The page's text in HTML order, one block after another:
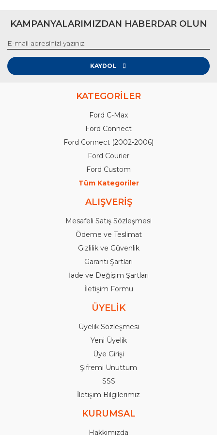
KAMPANYALARIMIZDAN HABERDAR OLUN
KAYDOL
KATEGORİLER
Ford C-Max
Ford Connect
Ford Connect (2002-2006)
Ford Courier
Ford Custom
Tüm Kategoriler
ALIŞVERİŞ
Mesafeli Satış Sözleşmesi
Ödeme ve Teslimat
Gizlilik ve Güvenlik
Garanti Şartları
İade ve Değişim Şartları
İletişim Formu
ÜYELİK
Üyelik Sözleşmesi
Yeni Üyelik
Üye Girişi
Şifremi Unuttum
SSS
İletişim Bilgilerimiz
KURUMSAL
Hakkımızda